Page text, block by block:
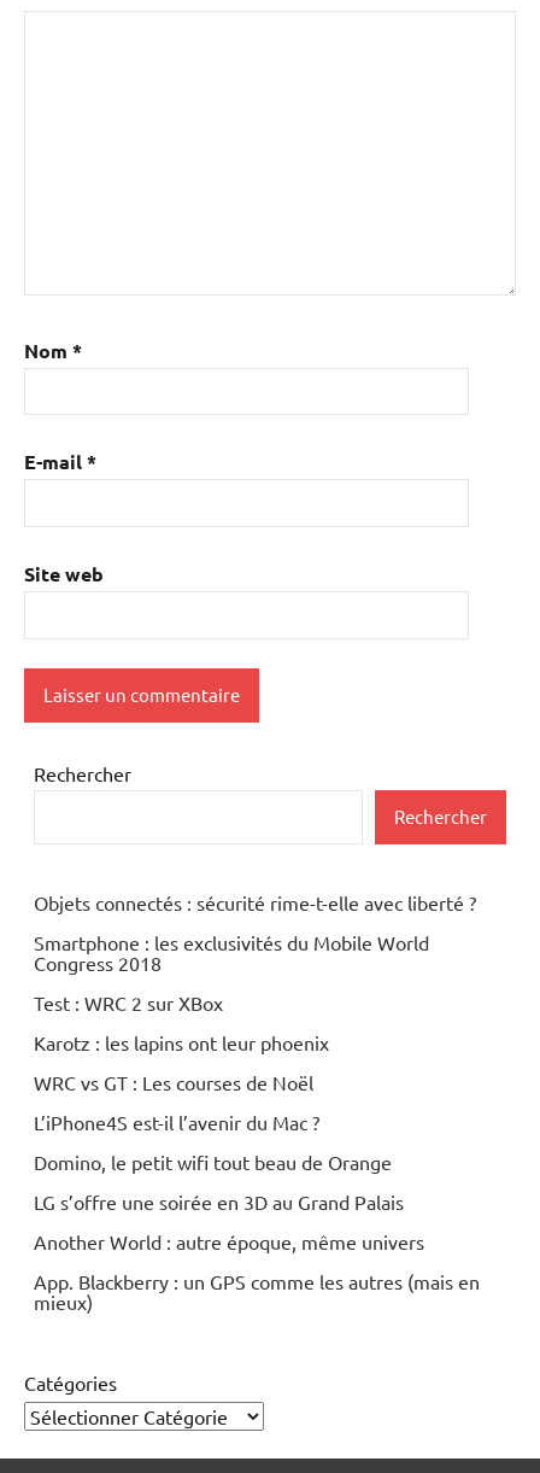
Nom *
E-mail*
Site web
Rechercher
Rechercher
Objets connectés : sécurité rime-t-elle avec liberté ?
Smartphone : les exclusivités du Mobile World
Congress 2018
Test : WRC 2 sur XBox
Karotz : les lapins ont leur phoenix
WRC vs GT : Les courses de Noël
L’iPhone4S est-il l’avenir du Mac ?
Domino, le petit wifi tout beau de Orange
LG s’offre une soirée en 3D au Grand Palais
Another World : autre époque, même univers
App. Blackberry : un GPS comme les autres (mais en
mieux)
Catégories